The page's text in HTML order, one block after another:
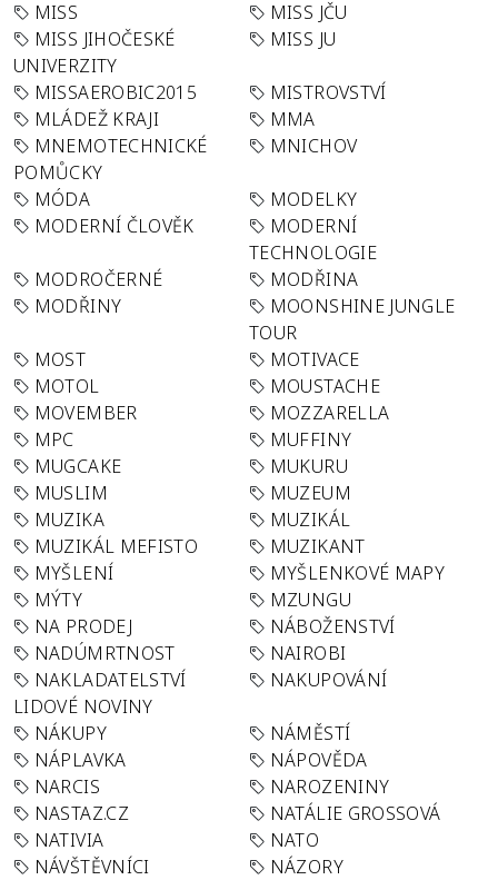
MISS
MISS JČU
MISS JIHOČESKÉ
UNIVERZITY
MISS JU
MISSAEROBIC2015
MISTROVSTVÍ
MLÁDEŽ KRAJI
MMA
MNEMOTECHNICKÉ
POMŮCKY
MNICHOV
MÓDA
MODELKY
MODERNÍ ČLOVĚK
MODERNÍ
TECHNOLOGIE
MODROČERNÉ
MODŘINA
MODŘINY
MOONSHINE JUNGLE
TOUR
MOST
MOTIVACE
MOTOL
MOUSTACHE
MOVEMBER
MOZZARELLA
MPC
MUFFINY
MUGCAKE
MUKURU
MUSLIM
MUZEUM
MUZIKA
MUZIKÁL
MUZIKÁL MEFISTO
MUZIKANT
MYŠLENÍ
MYŠLENKOVÉ MAPY
MÝTY
MZUNGU
NA PRODEJ
NÁBOŽENSTVÍ
NADÚMRTNOST
NAIROBI
NAKLADATELSTVÍ
LIDOVÉ NOVINY
NAKUPOVÁNÍ
NÁKUPY
NÁMĚSTÍ
NÁPLAVKA
NÁPOVĚDA
NARCIS
NAROZENINY
NASTAZ.CZ
NATÁLIE GROSSOVÁ
NATIVIA
NATO
NÁVŠTĚVNÍCI
NÁZORY